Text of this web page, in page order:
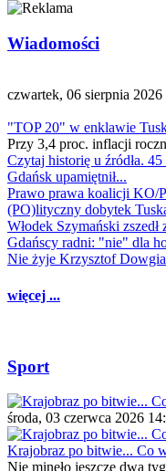
Wiadomości
czwartek, 06 sierpnia 2026
"TOP 20" w enklawie
Przy 3,4 proc. inflacji
Czytaj historię u źródła.
Gdańsk upamiętnił...
Prawo prawa koalicji KO/
(PO)lityczny dobytek
Włodek Szymański zszedł
Gdańscy radni: "nie" dla
Nie żyje Krzysztof
więcej ...
Sport
środa, 03 czerwca 2026
Krajobraz po bitwie... Co
Nie minęło jeszcze dwa